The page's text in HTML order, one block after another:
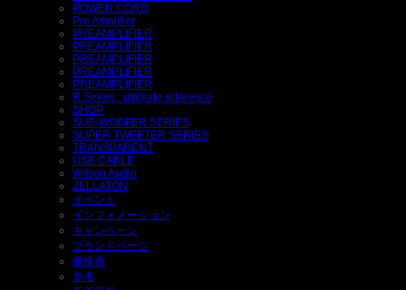
POWER CORD
Pre Amplifier
PREAMPLIFIER
PREAMPLIFIER
PREAMPLIFIER
PREAMPLIFIER
PREAMPLIFIER
R Series : ultimate reference
SHOP
SUB-WOOFER SERIES
SUPER TWEETER SERIES
TRANSPARENT
USB CABLE
Wilson Audio
ZELLATON
イベント
インフォメーション
キャンペーン
ブランドページ
価格表
参考